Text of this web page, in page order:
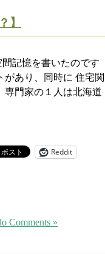
】
記憶を書いたのです
があり、同時に 住宅関
専門家の１人は北海道
Reddit
Comments »